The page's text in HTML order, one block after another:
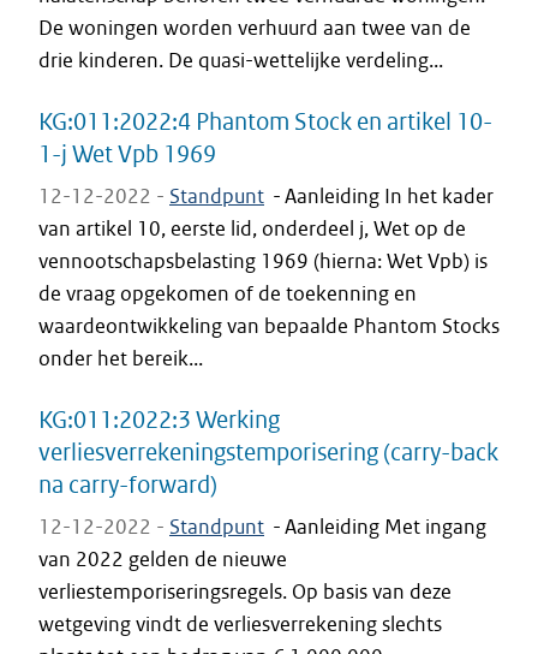
De woningen worden verhuurd aan twee van de
drie kinderen. De quasi-wettelijke verdeling...
KG:011:2022:4 Phantom Stock en artikel 10-
1-j Wet Vpb 1969
12-12-2022 - Standpunt -Aanleiding In het kader
van artikel 10, eerste lid, onderdeel j, Wet op de
vennootschapsbelasting 1969 (hierna: Wet Vpb) is
de vraag opgekomen of de toekenning en
waardeontwikkeling van bepaalde Phantom Stocks
onder het bereik...
KG:011:2022:3 Werking
verliesverrekeningstemporisering (carry-back
na carry-forward)
12-12-2022 - Standpunt -Aanleiding Met ingang
van 2022 gelden de nieuwe
verliestemporiseringsregels. Op basis van deze
wetgeving vindt de verliesverrekening slechts